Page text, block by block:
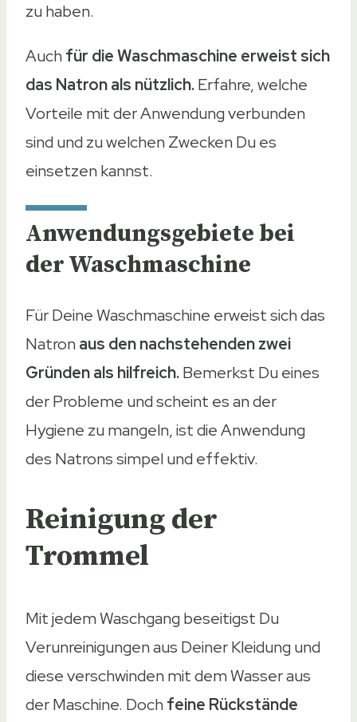
zu haben.
Auchfür die Waschmaschine erweist sich
das Natron als nützlich.Erfahre, welche
Vorteile mit der Anwendung verbunden
sind und zu welchen Zwecken Du es
einsetzen kannst.
Anwendungsgebiete bei
der Waschmaschine
Für Deine Waschmaschine erweist sich das
Natronaus den nachstehenden zwei
Gründen als hilfreich.Bemerkst Du eines
der Probleme und scheint es an der
Hygiene zu mangeln, ist die Anwendung
des Natrons simpel und effektiv.
Reinigung der
Trommel
Mit jedem Waschgang beseitigst Du
Verunreinigungen aus Deiner Kleidung und
diese verschwinden mit dem Wasser aus
der Maschine. Dochfeine Rückstände